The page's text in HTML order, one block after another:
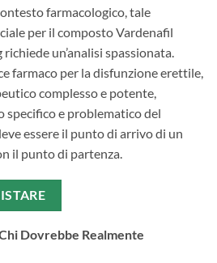
farmacologico, tale
per il composto Vardenafil
un’analisi spassionata.
farmaco per la disfunzione erettile,
complesso e potente,
e problematico del
essere il punto di arrivo di un
il punto di partenza.
Dovrebbe Realmente